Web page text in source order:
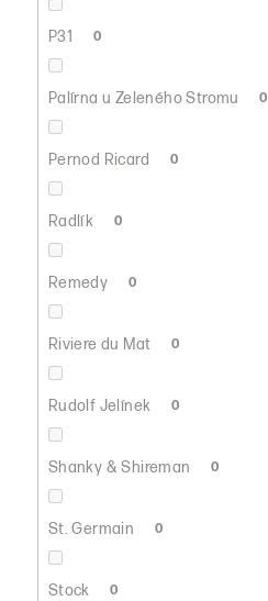
P31 0
Palírna u Zeleného Stromu 0
Pernod Ricard 0
Radlík 0
Remedy 0
Riviere du Mat 0
Rudolf Jelínek 0
Shanky & Shireman 0
St. Germain 0
Stock 0